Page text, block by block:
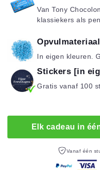
Van Tony
klassiekers als
Opvulmateriaal
In eigen kleuren.
Stickers [in
Gratis vanaf 100
Elk cadeau in
Vanaf één